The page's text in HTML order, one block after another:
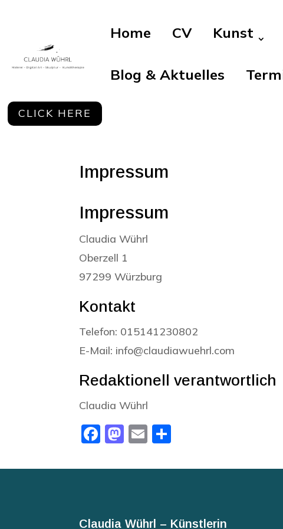
Home CV Kunst
Blog & Aktuelles
CLICK HERE
Impressum
Impressum
Claudia Wührl
Oberzell 1
97299 Würzburg
Kontakt
Telefon: 015141230802
E-Mail: info@claudiawuehrl.com
Redaktionell verantwortlich
Claudia Wührl
Facebook
Mastodon
Email
Claudia Wührl – Künstlerin